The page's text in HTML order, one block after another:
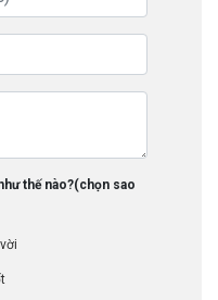
thế nào?(chọn sao